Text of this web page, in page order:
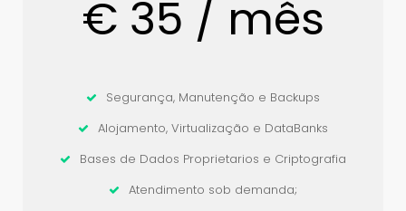
€ 35 / mês
Segurança, Manutenção e Backups
Alojamento, Virtualização e DataBanks
Bases de Dados Proprietarios e Criptografia
Atendimento sob demanda;